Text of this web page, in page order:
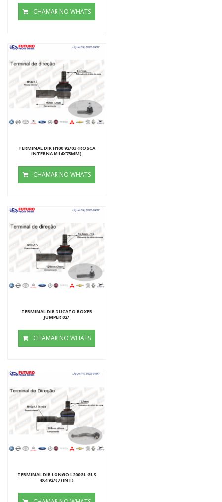
CHAMAR NO WHATS
TERMINAL DIR H100 92/03 (ROSCA
INTERNA M14X75MM)
CHAMAR NO WHATS
TERMINAL DIR DUCATO BOXER
JUMPER 02/
CHAMAR NO WHATS
TERMINAL DIR LONGO L200GL GLS
4X4 92/07 (INT)